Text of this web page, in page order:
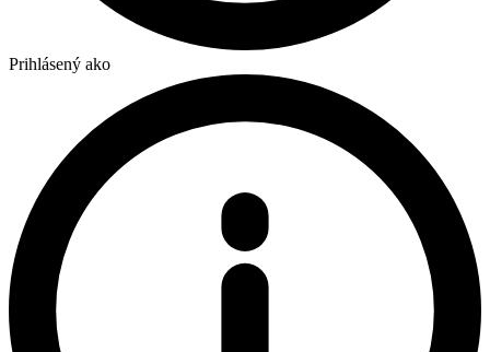
Prihlásený ako